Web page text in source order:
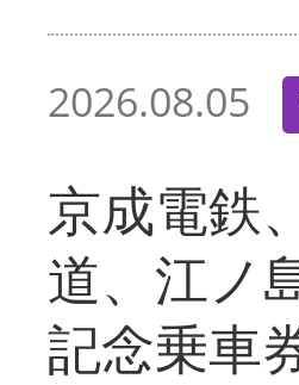
2026.08.05
京成電鉄
道、江ノ
記念乗車